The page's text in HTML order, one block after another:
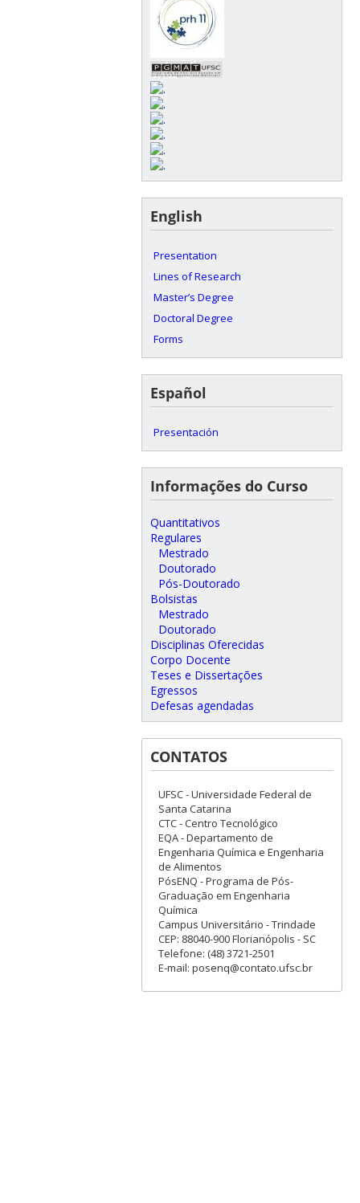
English
Presentation
Lines of Research
Master’s Degree
Doctoral Degree
Forms
Español
Presentación
Informações do Curso
Quantitativos
Regulares
Mestrado
Doutorado
Pós-Doutorado
Bolsistas
Mestrado
Doutorado
Disciplinas Oferecidas
Corpo Docente
Teses e Dissertações
Egressos
Defesas agendadas
CONTATOS
UFSC - Universidade Federal de
Santa Catarina
CTC - Centro Tecnológico
EQA - Departamento de
Engenharia Química e Engenharia
de Alimentos
PósENQ - Programa de Pós-
Graduação em Engenharia
Química
Campus Universitário - Trindade
CEP: 88040-900 Florianópolis - SC
Telefone: (48) 3721-2501
E-mail: posenq@contato.ufsc.br